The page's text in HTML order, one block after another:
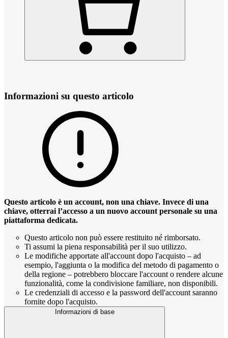
Informazioni su questo articolo
Questo articolo è un account, non una chiave. Invece di una
chiave, otterrai l’accesso a un nuovo account personale su una
piattaforma dedicata.
Questo articolo non può essere restituito né rimborsato.
Ti assumi la piena responsabilità per il suo utilizzo.
Le modifiche apportate all'account dopo l'acquisto – ad
esempio, l'aggiunta o la modifica del metodo di pagamento o
della regione – potrebbero bloccare l'account o rendere alcune
funzionalità, come la condivisione familiare, non disponibili.
Le credenziali di accesso e la password dell'account saranno
fornite dopo l'acquisto.
Informazioni di base